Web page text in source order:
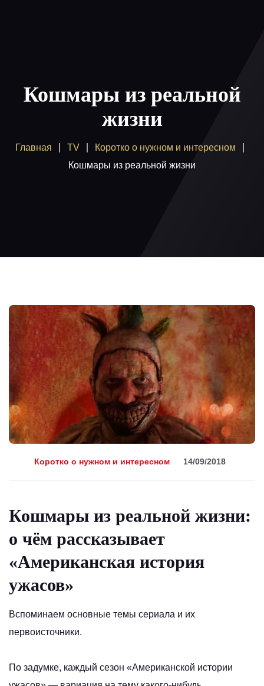
Как смотреть
Купить
Помощь
Кошмары из реальной
жизни
Главная TV
Коротко о нужном и интересном
Кошмары из реальной жизни
Коротко о нужном и интересном 14/09/2018
Кошмары из реальной жизни:
о чём рассказывает
«Американская история
ужасов»
Вспоминаем основные темы сериала и их
первоисточники.
По задумке, каждый сезон «Американской истории